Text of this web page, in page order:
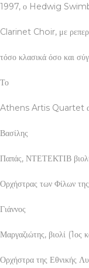
1997, ο Hedwig
Clarinet Choir, με
τόσο κλασικά όσο και
Το
Athens Artis Quartet
Βασίλης
Παπάς, ΝΤΕΤΕΚΤΙΒ
Ορχήστρας των Φίλων
Γιάννος
Μαργαζιώτης, βιολί (1ος
Ορχήστρα της Εθνικής